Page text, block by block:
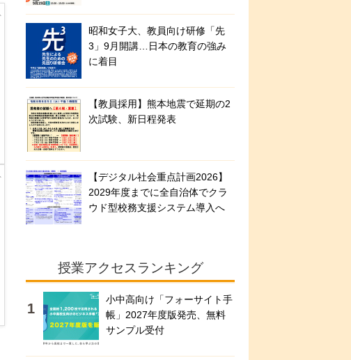
昭和女子大、教員向け研修「先
3」9月開講…日本の教育の強み
に着目
【教員採用】熊本地震で延期の2
次試験、新日程発表
【デジタル社会重点計画2026】
2029年度までに全自治体でクラ
ウド型校務支援システム導入へ
授業アクセスランキング
小中高向け「フォーサイト手
帳」2027年度版発売、無料
サンプル受付